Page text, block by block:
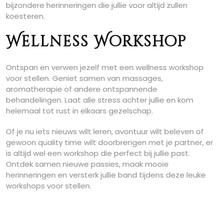
bijzondere herinneringen die jullie voor altijd zullen
koesteren.
Wellness Workshop
Ontspan en verwen jezelf met een wellness workshop
voor stellen. Geniet samen van massages,
aromatherapie of andere ontspannende
behandelingen. Laat alle stress achter jullie en kom
helemaal tot rust in elkaars gezelschap.
Of je nu iets nieuws wilt leren, avontuur wilt beleven of
gewoon quality time wilt doorbrengen met je partner, er
is altijd wel een workshop die perfect bij jullie past.
Ontdek samen nieuwe passies, maak mooie
herinneringen en versterk jullie band tijdens deze leuke
workshops voor stellen.